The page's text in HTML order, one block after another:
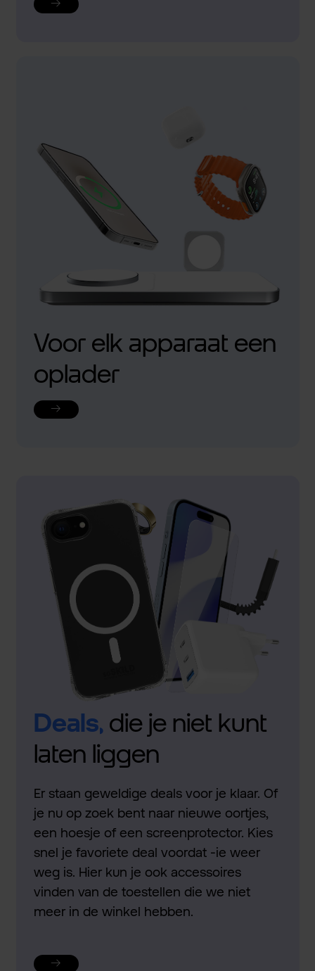
Voor elk apparaat een
oplader
Deals,die je niet kunt
laten liggen
Er staan geweldige deals voor je klaar. Of
je nu op zoek bent naar nieuwe oortjes,
een hoesje of een screenprotector. Kies
snel je favoriete deal voordat -ie weer
weg is. Hier kun je ook accessoires
vinden van de toestellen die we niet
meer in de winkel hebben.